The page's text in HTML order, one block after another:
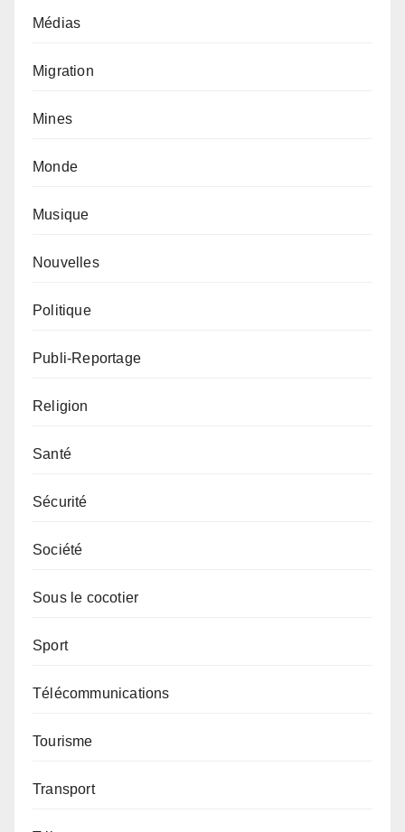
Médias
Migration
Mines
Monde
Musique
Nouvelles
Politique
Publi-Reportage
Religion
Santé
Sécurité
Société
Sous le cocotier
Sport
Télécommunications
Tourisme
Transport